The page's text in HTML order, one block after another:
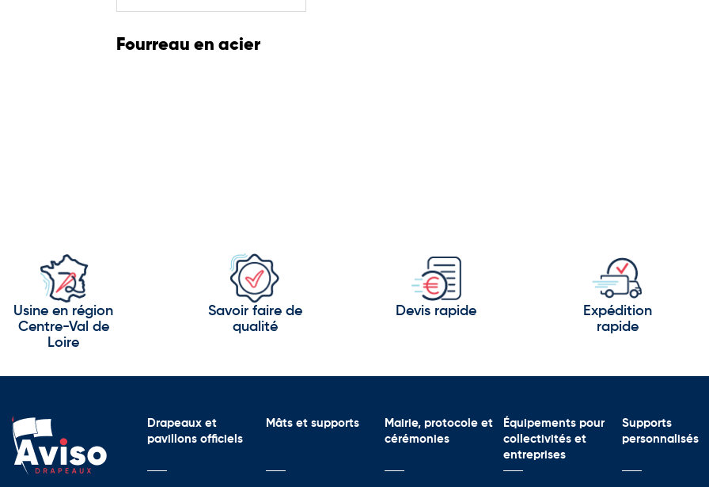
Installation fixe ou amovible selon les besoins
Fourreau en acier
Usine en région
Centre-Val de
Loire
Savoir faire de
qualité
Devis rapide
Expédition
rapide
Drapeaux et
pavillons officiels
Mâts et supports
Mairie, protocole et
cérémonies
Équipements pour
collectivités et
entreprises
Supports
personnalisés